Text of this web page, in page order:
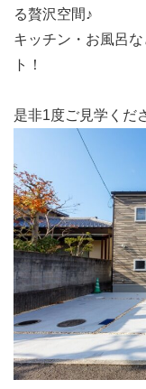
る贅沢空間♪
キッチン・お風呂
ト！
是非1度ご見学くだ